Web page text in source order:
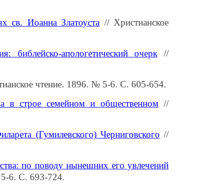
св. Иоанна Златоуста // Христианское
библейско-апологетический очерк//
чтение. 1896. № 5-6. С. 605-654.
в строе семейном и общественном//
(Гумилевского) Черниговского //
по поводу нынешних его увлечений
6. С. 693-724.